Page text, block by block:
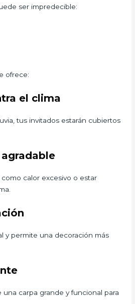
ser impredecible:
ofrece:
el clima
tus invitados estarán cubiertos
calor excesivo o estar
y permite una decoración más
carpa grande y funcional para